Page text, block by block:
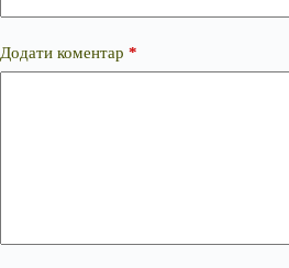
Додати коментар *